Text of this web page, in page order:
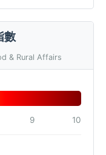
數
& Rural Affairs
9 10